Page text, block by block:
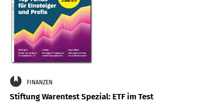
FINANZEN
Stiftung Warentest Spezial: ETF im Test